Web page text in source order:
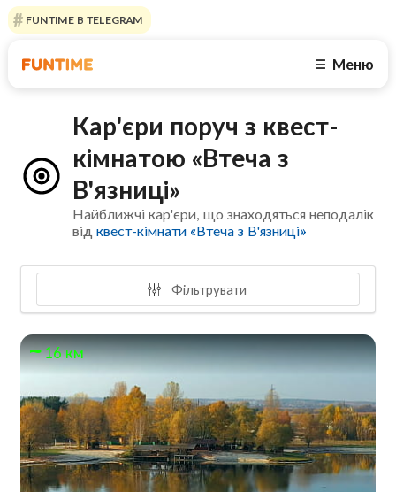
FUNTIME В TELEGRAM
☰ Меню
Кар'єри поруч з квест-
кімнатою «Втеча з
В'язниці»
Найближчі кар'єри, що знаходяться неподалік
відквест-кімнати «Втеча з В'язниці»
Фільтрувати
16 км